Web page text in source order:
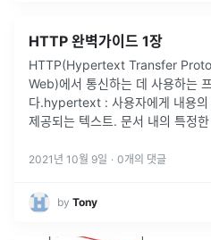
HTTP 완벽가이드 1장
HTTP(Hypertext Transfer
Web)에서 통신하는 데 사용하는
다.hypertext : 사용자에게 내용의
제공되는 텍스트. 문서 내의 특정
2021년 10월 9일 · 0개의 댓글
by Tony